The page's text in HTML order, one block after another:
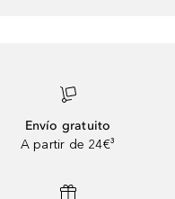
Envío gratuito
A partir de 24€³